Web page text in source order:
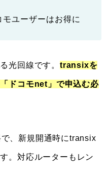
モユーザーはお得に
光回線です。 transixを
ドコモnet」で申込む必
、新規開通時にtransix
。対応ルーターもレン